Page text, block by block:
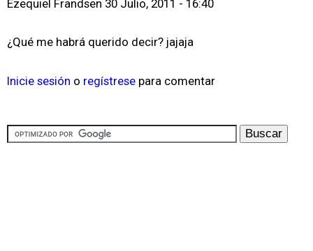
Ezequiel Frandsen 30 Julio, 2011 - 16:40
¿Qué me habrá querido decir? jajaja
Inicie sesión o regístrese para comentar